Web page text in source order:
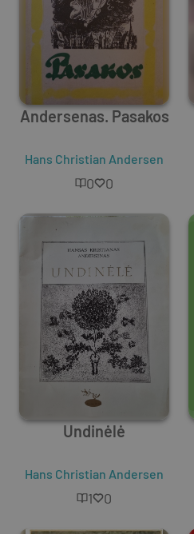
Andersenas. Pasakos
Hans Christian Andersen
0 0
Undinėlė
Hans Christian Andersen
1 0